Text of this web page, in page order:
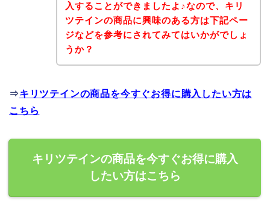
入することができましたよ♪なので、キリ
ツテインの商品に興味のある方は下記ペー
ジなどを参考にされてみてはいかがでしょ
うか？
⇒キリツテインの商品を今すぐお得に購入したい方は
こちら
キリツテインの商品を今すぐお得に購入
したい方はこちら